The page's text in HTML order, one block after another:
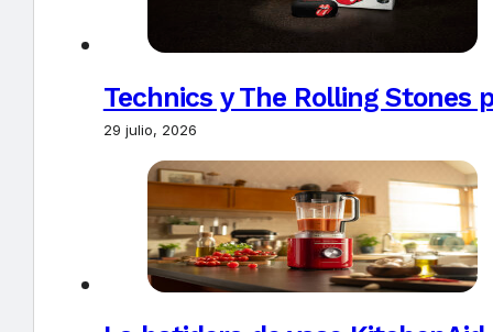
Technics y The Rolling Stones
29 julio, 2026